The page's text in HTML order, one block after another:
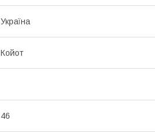
Україна
Койот
46